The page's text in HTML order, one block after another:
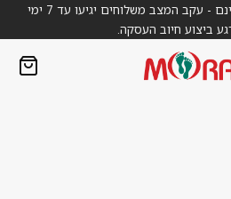
משלוחים והחלפה ראשונה חינם - עקב המצב משלוחים יגיעו עד 7 ימי
ביצוע חיוב העסקה.